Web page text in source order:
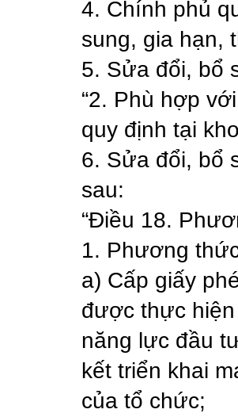
4. Chính phủ
sung, gia hạn,
5. Sửa đổi, bổ
“2. Phù hợp
quy định tại
6. Sửa đổi, bổ
sau:
“Điều 18.
1. Phương
a) Cấp giấy
được thực
năng lực đầu
kết triển khai
của tổ chức;